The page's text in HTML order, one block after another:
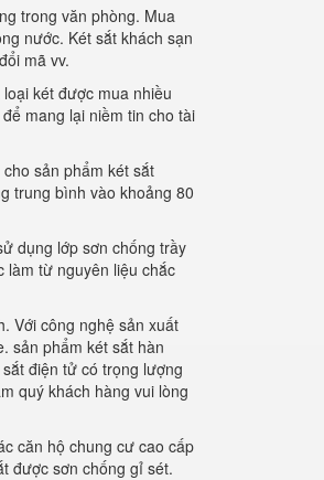
trong văn phòng. Mua
nước. Két sắt khách sạn
mã vv.
két được mua nhiều
mang lại niềm tin cho tài
sản phẩm két sắt
trung bình vào khoảng 80
dụng lớp sơn chống trầy
làm từ nguyên liệu chắc
Với công nghệ sản xuất
sản phẩm két sắt hàn
điện tử có trọng lượng
quý khách hàng vui lòng
căn hộ chung cư cao cấp
được sơn chống gỉ sét.